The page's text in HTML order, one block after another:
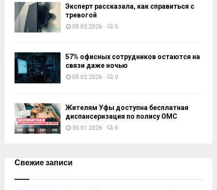
Эксперт рассказала, как справиться с
тревогой
05.02.2026 0
57% офисных сотрудников остаются на
связи даже ночью
05.02.2026 0
Жителям Уфы доступна бесплатная
диспансеризация по полису ОМС
30.01.2026 0
Свежие записи